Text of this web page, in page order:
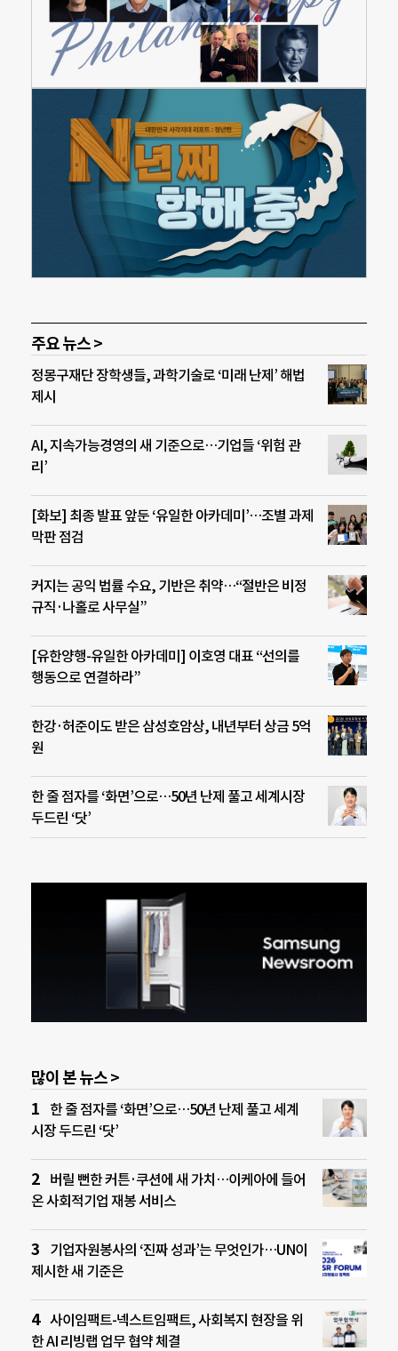
주요 뉴스 >
정몽구재단 장학생들, 과학기술로 ‘미래 난제’ 해법
제시
AI, 지속가능경영의 새 기준으로…기업들 ‘위험 관
리’
[화보] 최종 발표 앞둔 ‘유일한 아카데미’…조별 과제
막판 점검
커지는 공익 법률 수요, 기반은 취약…“절반은 비정
규직·나홀로 사무실”
[유한양행-유일한 아카데미] 이호영 대표 “선의를
행동으로 연결하라”
한강·허준이도 받은 삼성호암상, 내년부터 상금 5억
원
한 줄 점자를 ‘화면’으로…50년 난제 풀고 세계시장
두드린 ‘닷’
많이 본 뉴스 >
한 줄 점자를 ‘화면’으로…50년 난제 풀고 세계
시장 두드린 ‘닷’
버릴 뻔한 커튼·쿠션에 새 가치…이케아에 들어
온 사회적기업 재봉 서비스
기업자원봉사의 ‘진짜 성과’는 무엇인가…UN이
제시한 새 기준은
사이임팩트-넥스트임팩트, 사회복지 현장을 위
한 AI 리빙랩 업무 협약 체결